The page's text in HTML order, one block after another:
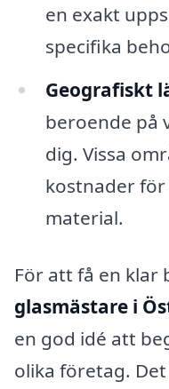
en exakt
specifika
Geografiskt
beroende på
dig. Vissa
kostnader
material.
För att få en klar
glasmästare i
en god idé att
olika företag.